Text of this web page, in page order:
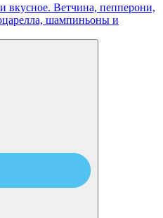
вкусное. Ветчина, пепперони,
шампиньоны и